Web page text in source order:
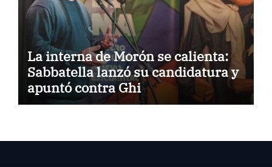
La interna de Morón se calienta:
Sabbatella lanzó su candidatura y
apuntó contra Ghi